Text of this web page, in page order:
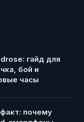
гайд для
бой и
часы
почему